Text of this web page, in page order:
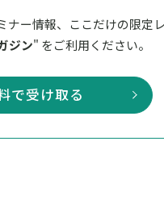
ー情報、ここだけの限定
ジン" をご利用ください。
で受け取る